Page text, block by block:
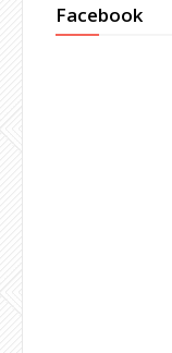
Facebook